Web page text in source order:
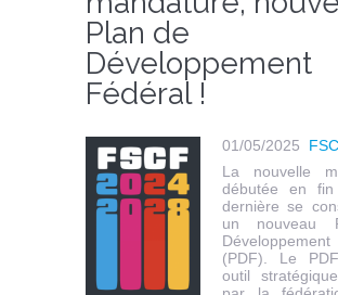
Plan de
Développement
Fédéral !
01/05/2025
La nouvelle
débutée en fin
dernière se
un nouveau
(PDF). Le
outil